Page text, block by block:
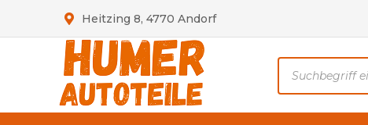
Heitzing 8, 4770 Andorf
search